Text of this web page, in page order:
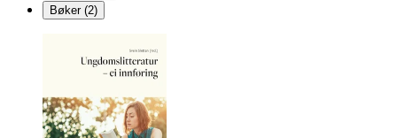
Bøker (2)